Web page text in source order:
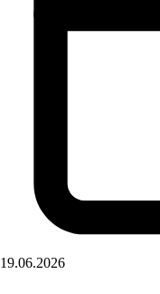
19.06.2026